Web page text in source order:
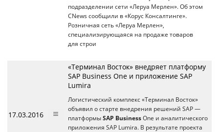
подразделении сети «Леруа Мерлен». Об этом
CNews сообщили в «Корус Консалтинге».
Розничная сеть «Леруа Мерлен»,
специализирующаяся на продаже товаров
для строи
17.03.2016
«Терминал Восток» внедряет платформу
SAP Business One и приложение SAP
Lumira
Логистический комплекс «Терминал Восток»
объявил о старте внедрения решений SAP —
платформы SAP Business One и аналитического
приложения SAP Lumira. В результате проекта